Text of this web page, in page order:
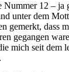
12 – ja
unter dem
gemerkt, dass
gegangen
mich seit dem